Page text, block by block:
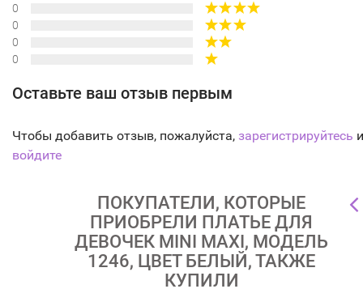
0
0
0
0
Оставьте ваш отзыв первым
Чтобы добавить отзыв, пожалуйста, зарегистрируйтесь
войдите
ПОКУПАТЕЛИ, КОТОРЫЕ
ПРИОБРЕЛИ ПЛАТЬЕ ДЛЯ
ДЕВОЧЕК MINI MAXI, МОДЕЛЬ
1246, ЦВЕТ БЕЛЫЙ, ТАКЖЕ
КУПИЛИ